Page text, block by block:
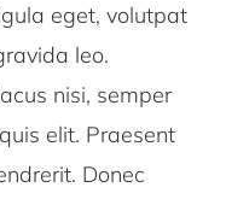
eget, volutpat
leo.
nisi, semper
elit. Praesent
Donec